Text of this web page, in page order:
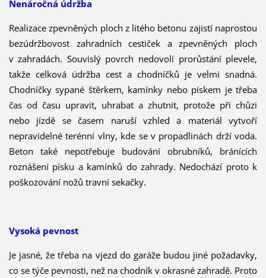
Nenáročná údržba
Realizace zpevněných ploch z litého betonu zajistí naprostou
bezúdržbovost zahradních cestiček a zpevněných ploch
v zahradách. Souvislý povrch nedovolí prorůstání plevele,
takže celková údržba cest a chodníčků je velmi snadná.
Chodníčky sypané štěrkem, kamínky nebo pískem je třeba
čas od času upravit, uhrabat a zhutnit, protože při chůzi
nebo jízdě se časem naruší vzhled a materiál vytvoří
nepravidelné terénní vlny, kde se v propadlinách drží voda.
Beton také nepotřebuje budování obrubníků, bránících
roznášení písku a kamínků do zahrady. Nedochází proto k
poškozování nožů travní sekačky.
Vysoká pevnost
Je jasné, že třeba na vjezd do garáže budou jiné požadavky,
co se týče pevnosti, než na chodník v okrasné zahradě. Proto